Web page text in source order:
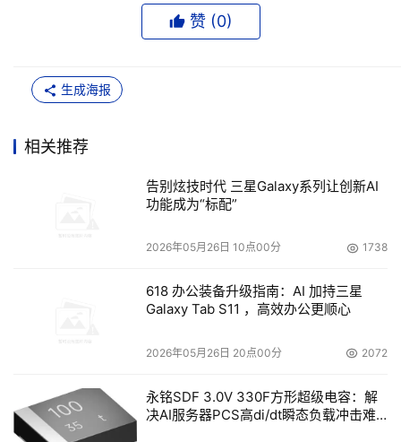
赞 (0)
生成海报
相关推荐
告别炫技时代 三星Galaxy系列让创新AI
功能成为“标配”
2026年05月26日 10点00分 1738
618 办公装备升级指南：AI 加持三星
Galaxy Tab S11 ，高效办公更顺心
2026年05月26日 20点00分 2072
永铭SDF 3.0V 330F方形超级电容：解
决AI服务器PCS高di/dt瞬态负载冲击难